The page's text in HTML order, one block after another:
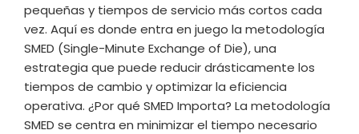
pequeñas y tiempos de servicio más cortos cada
vez. Aquí es donde entra en juego la metodología
SMED (Single-Minute Exchange of Die), una
estrategia que puede reducir drásticamente los
tiempos de cambio y optimizar la eficiencia
operativa. ¿Por qué SMED Importa? La metodología
SMED se centra en minimizar el tiempo necesario